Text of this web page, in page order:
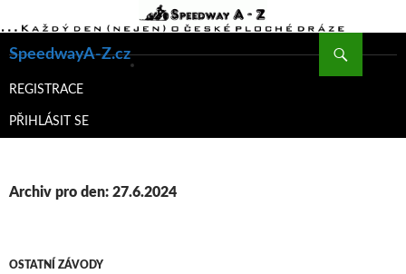
SpeedwayA-Z.cz
K
WEBU
REGISTRACE
PŘIHLÁSIT SE
Archiv pro den: 27.6.2024
OSTATNÍ ZÁVODY